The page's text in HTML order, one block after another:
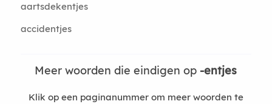
aartsdekentjes
accidentjes
Meer woorden die eindigen op -entjes
Klik op een paginanummer om meer woorden te